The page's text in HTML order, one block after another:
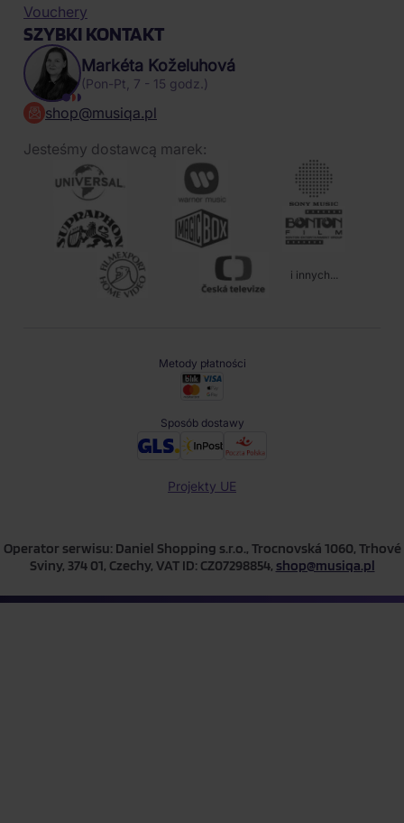
Vouchery
SZYBKI KONTAKT
Markéta Koželuhová
(Pon-Pt, 7 - 15 godz.)
shop@musiqa.pl
Jesteśmy dostawcą marek:
i innych...
Metody płatności
Sposób dostawy
Projekty UE
Operator serwisu: Daniel Shopping s.r.o., Trocnovská 1060, Trhové
Sviny, 374 01, Czechy, VAT ID: CZ07298854, shop@musiqa.pl